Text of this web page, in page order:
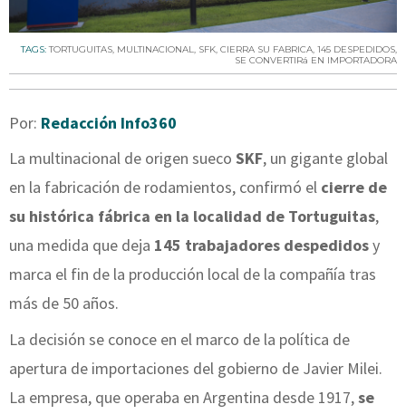
TAGS:TORTUGUITAS, MULTINACIONAL, SFK, CIERRA SU FABRICA, 145 DESPEDIDOS,
SE CONVERTIRá EN IMPORTADORA
Por: Redacción Info360
La multinacional de origen sueco SKF, un gigante global
en la fabricación de rodamientos, confirmó el cierre de
su histórica fábrica en la localidad de Tortuguitas,
una medida que deja 145 trabajadores despedidosy
marca el fin de la producción local de la compañía tras
más de 50 años.
La decisión se conoce en el marco de la política de
apertura de importaciones del gobierno de Javier Milei.
La empresa, que operaba en Argentina desde 1917,se